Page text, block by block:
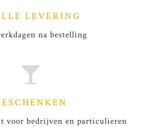
LEVERING
na bestelling
voor bedrijven en particulieren